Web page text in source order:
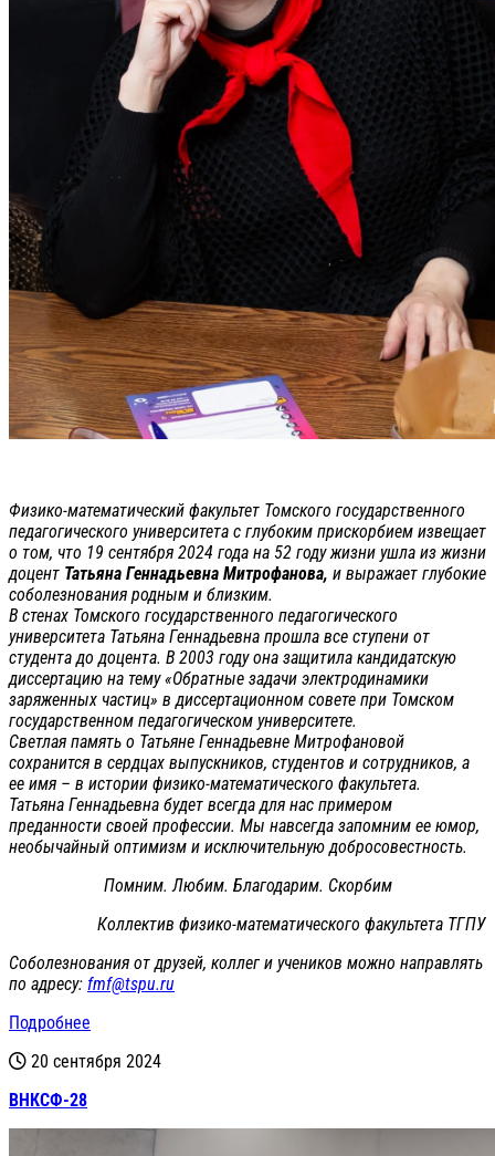
Физико-математический факультет Томского государственного
педагогического университета с глубоким прискорбием извещает
о том, что 19 сентября 2024 года на 52 году жизни ушла из жизни
доцент Татьяна Геннадьевна Митрофанова, и выражает глубокие
соболезнования родным и близким.
В стенах Томского государственного педагогического
университета Татьяна Геннадьевна прошла все ступени от
студента до доцента. В 2003 году она защитила кандидатскую
диссертацию на тему «Обратные задачи электродинамики
заряженных частиц» в диссертационном совете при Томском
государственном педагогическом университете.
Светлая память о Татьяне Геннадьевне Митрофановой
сохранится в сердцах выпускников, студентов и сотрудников, а
ее имя – в истории физико-математического факультета.
Татьяна Геннадьевна будет всегда для нас примером
преданности своей профессии. Мы навсегда запомним ее юмор,
необычайный оптимизм и исключительную добросовестность.
Помним. Любим. Благодарим. Скорбим
Коллектив физико-математического факультета ТГПУ
Соболезнования от друзей, коллег и учеников можно направлять
по адресу: fmf@tspu.ru
Подробнее
20 сентября 2024
ВНКСФ-28